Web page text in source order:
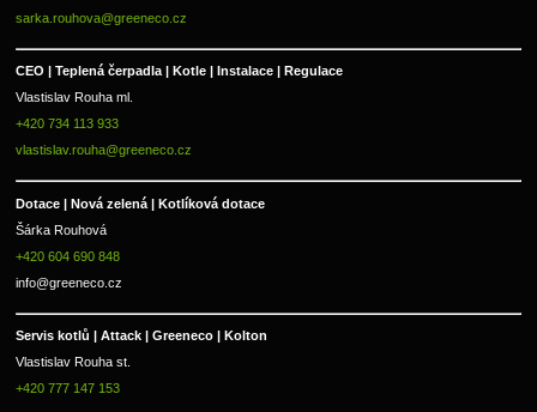
sarka.rouhova@greeneco.cz
CEO | Teplená čerpadla | Kotle | Instalace | Regulace
Vlastislav Rouha ml.
+420 734 113 933
vlastislav.rouha@greeneco.cz
Dotace | Nová zelená | Kotlíková dotace
Šárka Rouhová
+420 604 690 848
info@greeneco.cz
Servis kotlů | Attack | Greeneco | Kolton
Vlastislav Rouha st.
+420 777 147 153